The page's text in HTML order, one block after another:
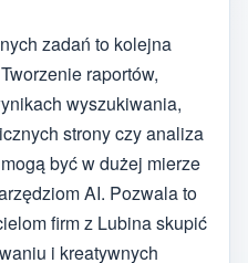
zadań to kolejna
raportów,
wyszukiwania,
strony czy analiza
być w dużej mierze
AI. Pozwala to
firm z Lubina skupić
i kreatywnych